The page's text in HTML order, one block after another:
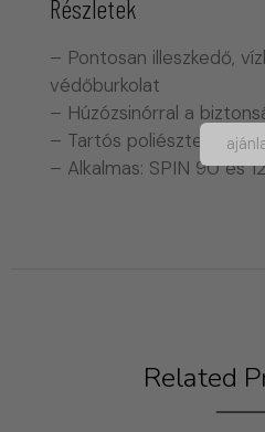
Részletek
– Pontosan illeszkedő,
védőburkolat
– Húzózsinórral a
– Tartós poliészter-
– Alkalmas: SPIN 90 és
Related